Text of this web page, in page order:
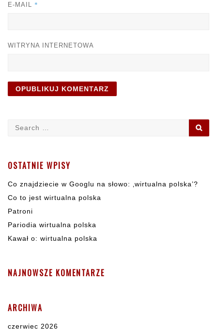
E-MAIL *
WITRYNA INTERNETOWA
Search
OSTATNIE WPISY
Co znajdziecie w Googlu na słowo: ‚wirtualna polska’?
Co to jest wirtualna polska
Patroni
Pariodia wirtualna polska
Kawał o: wirtualna polska
NAJNOWSZE KOMENTARZE
ARCHIWA
czerwiec 2026